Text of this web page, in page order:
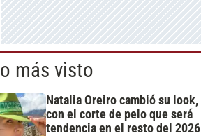
más visto
Natalia Oreiro cambió su look,
con el corte de pelo que será
tendencia en el resto del 2026